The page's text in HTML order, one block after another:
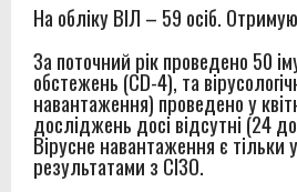
На обліку ВІЛ – 59 осіб.
За поточний рік проведено 50
обстежень (CD-4), та
навантаження) проведено у
досліджень досі відсутні (24
Вірусне навантаження є тільки
результатами з СІЗО.